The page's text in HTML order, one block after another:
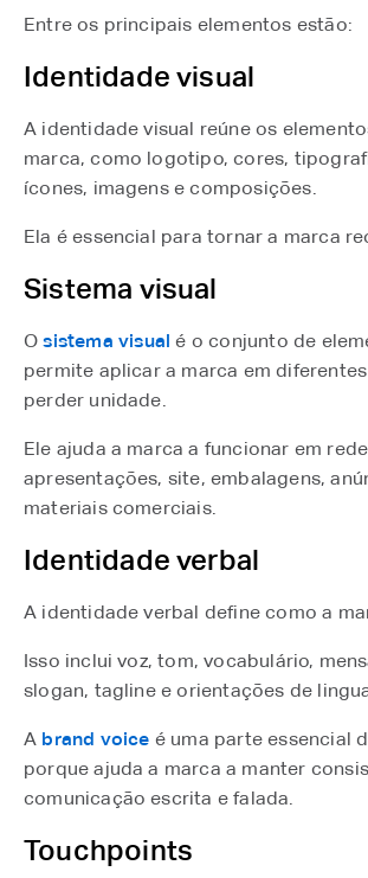
Entre os principais elementos estão:
Identidade visual
A identidade visual reúne os
marca, como logotipo, cores,
ícones, imagens e composições.
Ela é essencial para tornar a marca
Sistema visual
Osistema visual é o conjunto de
permite aplicar a marca em
perder unidade.
Ele ajuda a marca a funcionar em
apresentações, site, embalagens,
materiais comerciais.
Identidade verbal
A identidade verbal define como a
Isso inclui voz, tom, vocabulário,
slogan, tagline e orientações de
A brand voice é uma parte essencial
porque ajuda a marca a manter
comunicação escrita e falada.
Touchpoints